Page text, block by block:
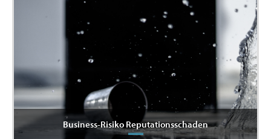
Business-Risiko Reputationsschaden